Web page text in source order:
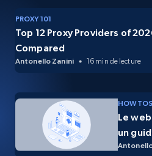
PROXY 101
Top 12 Proxy Providers of
Compared
Antonello Zanini 16 min de lecture
HOW TOS
Le
un